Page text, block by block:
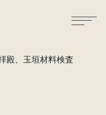
殿、玉垣材料検査